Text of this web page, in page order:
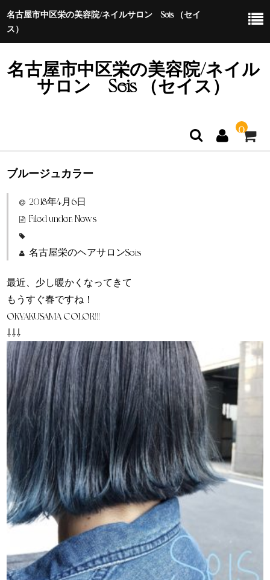
名古屋市中区栄の美容院/ネイルサロン Seis （セイ
ス）
名古屋市中区栄の美容院/ネイル
サロン Seis （セイス）
0
ホーム
特定商取引法に基づく表示
ブルージュカラー
2018年4月6日
Filed under:News
名古屋栄のヘアサロンSeis
最近、少し暖かくなってきて
もうすぐ春ですね！
OKYAKUSAMA COLOR!!!
⇩⇩⇩